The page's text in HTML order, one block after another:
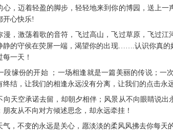
心，迈着轻盈的脚步，轻轻地来到你的博园，送上
开心快乐!
漫，激荡着歌的音符，飞过高山，飞过草原，飞过
静的守侯在荧屏一端，渴望你的出现…….认识你真的
一天！
段缘份的开始 ；一场相逢就是一篇美丽的传说；一
结，让我们的相逢永远没有分离，让我们的点击永
向天空承诺去留，却朝夕相伴；风景从不向眼睛说
友从不向对方倾述思念，却永远牵挂！
气，不变的永远是关心，愿淡淡的柔风风拂去你每天